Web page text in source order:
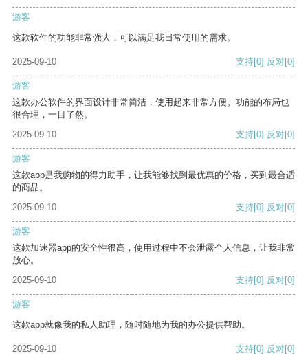
游客
这款软件的功能非常强大，可以满足我日常使用的需求。
2025-09-10 支持[0] 反对[0]
游客
这款办公软件的界面设计非常简洁，使用起来非常方便。功能的布局也
很合理，一目了然。
2025-09-10
支持[0] 反对[0]
游客
这款app是我购物的得力助手，让我能够找到最优惠的价格，买到最合适
的商品。
2025-09-10
支持[0] 反对[0]
游客
这款加速器app的安全性很高，使用过程中不会泄露个人信息，让我非常
放心。
2025-09-10
支持[0] 反对[0]
游客
这款app就像我的私人助理，随时随地为我的办公提供帮助。
2025-09-10 支持[0] 反对[0]